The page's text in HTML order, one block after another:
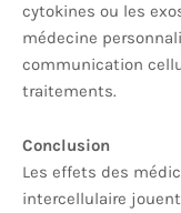
cytokines ou les
médecine
communication
traitements.
Conclusion
Les effets des
intercellulaire